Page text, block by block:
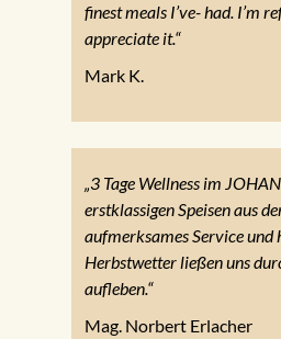
finest meals I’ve- had. I’m
appreciate it.“
Mark K.
„3 Tage Wellness im
erstklassigen Speisen aus
aufmerksames Service und
Herbstwetter ließen uns
aufleben.“
Mag. Norbert Erlacher